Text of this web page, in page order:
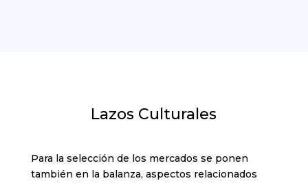
Lazos Culturales
Para la selección de los mercados se ponen
también en la balanza, aspectos relacionados